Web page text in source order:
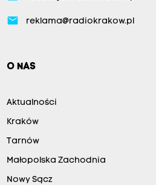
email reklama@radiokrakow.pl
O NAS
Aktualności
Kraków
Tarnów
Małopolska Zachodnia
Nowy Sącz